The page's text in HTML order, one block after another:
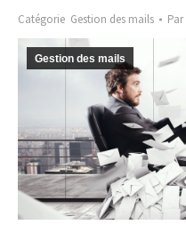
Catégorie Gestion des mails Par
Gestion des mails